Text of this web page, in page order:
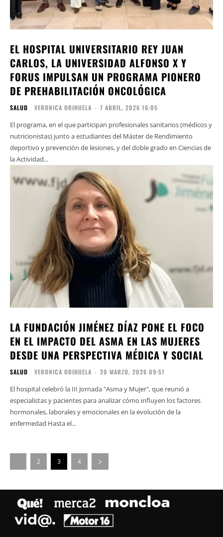
EL HOSPITAL UNIVERSITARIO REY JUAN
CARLOS, LA UNIVERSIDAD ALFONSO X Y
FORUS IMPULSAN UN PROGRAMA PIONERO
DE PREHABILITACIÓN ONCOLÓGICA
SALUD VERONICA ORIHUELA - 7 ABRIL, 2026 16:05
El programa, en el que participan profesionales sanitarios (médicos y
nutricionistas) junto a estudiantes del Máster de Rendimiento
deportivo y prevención de lesiones, y del doble grado en Ciencias de
la Actividad...
LA FUNDACIÓN JIMÉNEZ DÍAZ PONE EL FOCO
EN EL IMPACTO DEL ASMA EN LAS MUJERES
DESDE UNA PERSPECTIVA MÉDICA Y SOCIAL
SALUD VERONICA ORIHUELA - 20 MARZO, 2026 09:51
El hospital celebró la III Jornada "Asma y Mujer", que reunió a
especialistas y pacientes para analizar cómo influyen los factores
hormonales, laborales y emocionales en la evolución de la
enfermedad Hasta el...
2 3 4